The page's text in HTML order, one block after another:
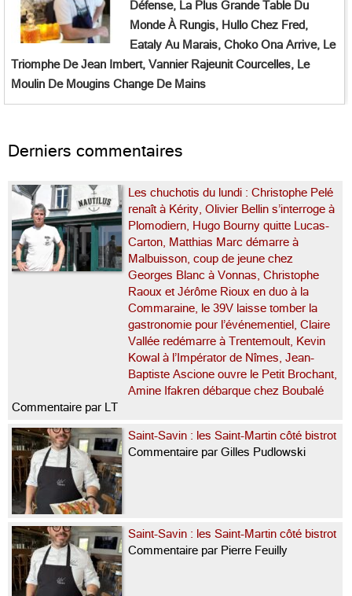
Défense, La Plus Grande Table Du
Monde À Rungis, Hullo Chez Fred,
Eataly Au Marais, Choko Ona Arrive, Le
Triomphe De Jean Imbert, Vannier Rajeunit Courcelles, Le
Moulin De Mougins Change De Mains
Derniers commentaires
Les chuchotis du lundi : Christophe Pelé
renaît à Kérity, Olivier Bellin s’interroge à
Plomodiern, Hugo Bourny quitte Lucas-
Carton, Matthias Marc démarre à
Malbuisson, coup de jeune chez
Georges Blanc à Vonnas, Christophe
Raoux et Jérôme Rioux en duo à la
Commaraine, le 39V laisse tomber la
gastronomie pour l’événementiel, Claire
Vallée redémarre à Trentemoult, Kevin
Kowal à l’Impérator de Nîmes, Jean-
Baptiste Ascione ouvre le Petit Brochant,
Amine Ifakren débarque chez Boubalé
Commentaire par LT
Saint-Savin : les Saint-Martin côté bistrot
Commentaire par Gilles Pudlowski
Saint-Savin : les Saint-Martin côté bistrot
Commentaire par Pierre Feuilly